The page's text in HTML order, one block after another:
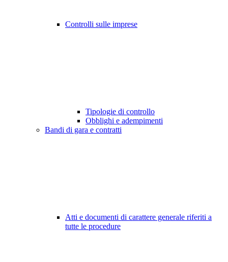
Controlli sulle imprese
Tipologie di controllo
Obblighi e adempimenti
Bandi di gara e contratti
Atti e documenti di carattere generale riferiti a
tutte le procedure